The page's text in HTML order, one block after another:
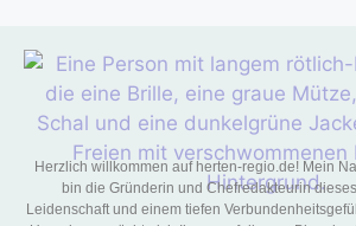
Herzlich willkommen auf herten-regio.de! Mein
bin die Gründerin und Chefredakteurin
Leidenschaft und einem tiefen